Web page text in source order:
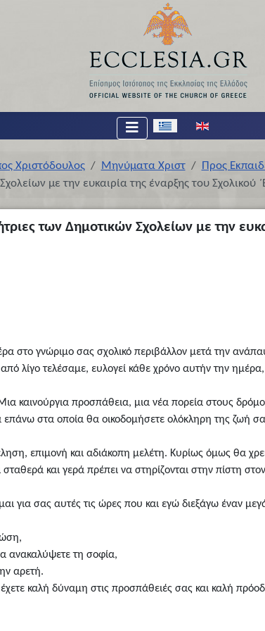
Επιλέξτε τη γλώσσα σας
Χριστόδουλος Μηνύματα Χριστ
Προς
με την ευκαιρία της έναρξης του Σχολικού
των Δημοτικών Σχολείων με την
στο γνώριμο σας σχολικό περιβάλλον μετά την
λίγο τελέσαμε, ευλογεί κάθε χρόνο αυτήν την
καινούργια προσπάθεια, μια νέα πορεία στους
στα οποία θα οικοδομήσετε ολόκληρη της ζωή
επιμονή και αδιάκοπη μελέτη. Κυρίως όμως θα
και γερά πρέπει να στηρίζονται στην πίστη
για σας αυτές τις ώρες που και εγώ διεξάγω έναν
ανακαλύψετε τη σοφία,
αρετή.
καλή δύναμη στις προσπάθειές σας και καλή